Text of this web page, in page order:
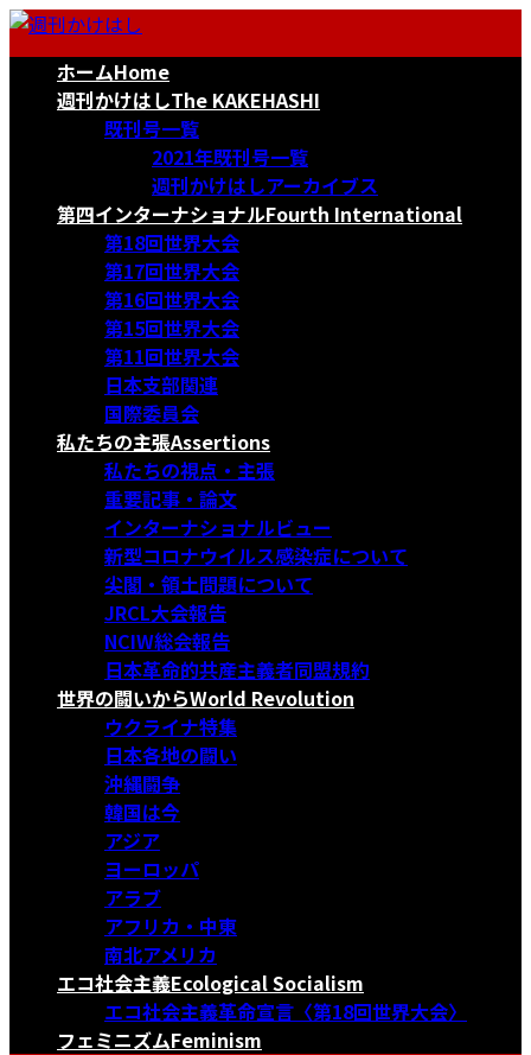
コ
ナ
ホームHome
週刊かけはしThe KAKEHASHI
既刊号一覧
2021年既刊号一覧
週刊かけはしアーカイブス
第四インターナショナルFourth International
第18回世界大会
第17回世界大会
第16回世界大会
第15回世界大会
第11回世界大会
日本支部関連
国際委員会
私たちの主張Assertions
私たちの視点・主張
重要記事・論文
インターナショナルビュー
新型コロナウイルス感染症について
尖閣・領土問題について
JRCL大会報告
NCIW総会報告
日本革命的共産主義者同盟規約
世界の闘いからWorld Revolution
ウクライナ特集
日本各地の闘い
沖縄闘争
韓国は今
アジア
ヨーロッパ
アラブ
アフリカ・中東
南北アメリカ
エコ社会主義Ecological Socialism
エコ社会主義革命宣言〈第18回世界大会〉
フェミニズムFeminism